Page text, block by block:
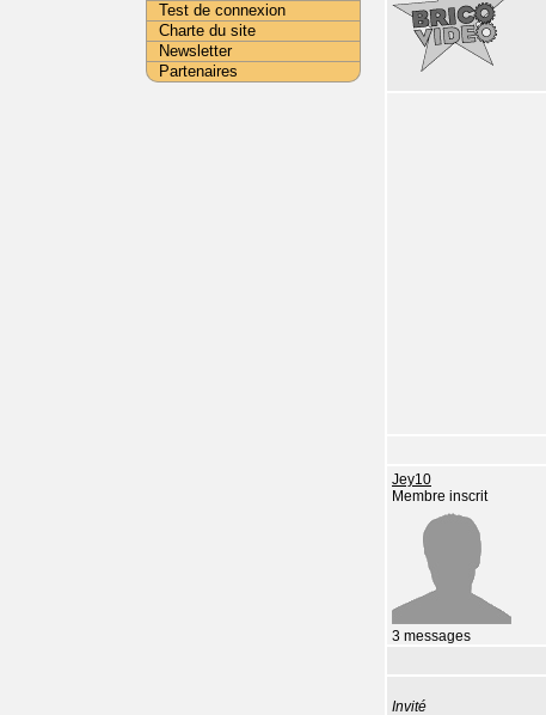
Jey10
Membre inscrit
3 messages
Invité
Test de connexion
Charte du site
Newsletter
Partenaires